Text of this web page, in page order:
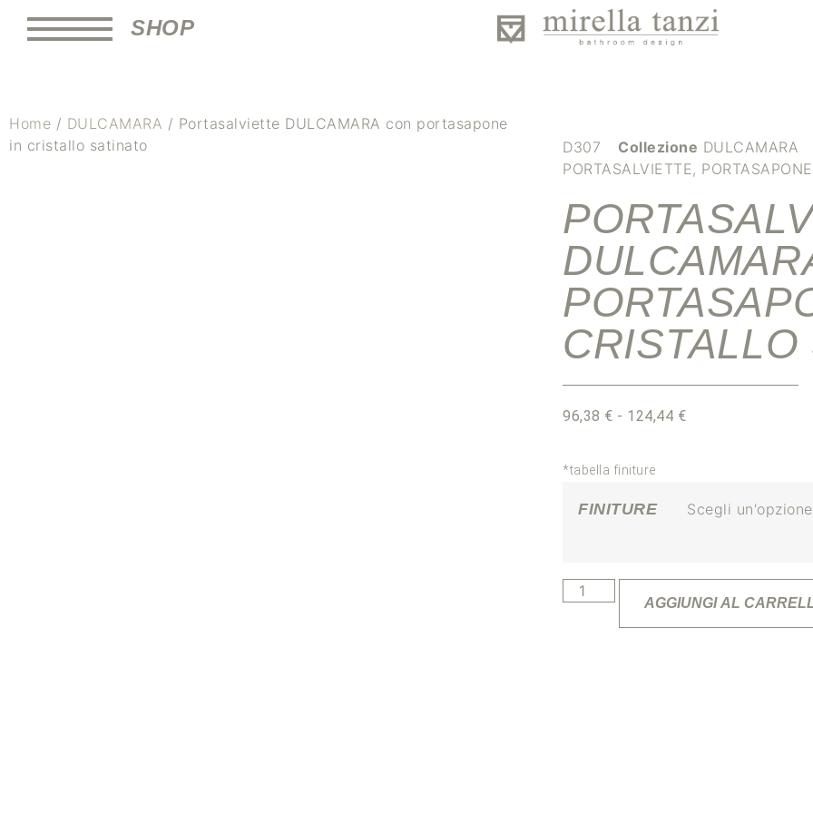
SHOP
Home / DULCAMARA / Portasalviette DULCAMARA con portasapone
in cristallo satinato
D307 Collezione DULCAMARA
PORTASALVIETTE , PORTASAPONE
CRISTALLO
96,38 € - 124,44 €
*tabella finiture
FINITURE
AGGIUNGI AL